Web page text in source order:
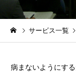
企
メ
最新動向
メンタルビ
サービス一覧
病まないようにす